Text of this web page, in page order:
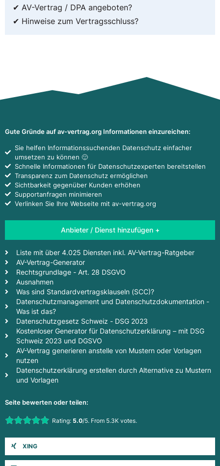
✔ AV-Vertrag / DPA angeboten?
✔ Hinweise zum Vertragsschluss?
Gute Gründe auf av-vertrag.org Informationen einzureichen:
Sie helfen Informationssuchenden Datenschutz einfacher
umsetzen zu können 🙂
Schnelle Informationen für Datenschutzexperten bereitstellen
Transparenz zum Datenschutz ermöglichen
Sichtbarkeit gegenüber Kunden erhöhen
Supportanfragen minimieren
Verlinken Sie Ihre Webseite mit av-vertrag.org
Anbieter / Dienst hinzufügen +
Liste mit über 4.025 Diensten inkl. AV-Vertrag-Ratgeber
AV-Vertrag-Generator
Rechtsgrundlage - Art. 28 DSGVO
Ausnahmen
Was sind Standardvertragsklauseln (SCC)?
Datenschutzmanagement und Datenschutzdokumentation -
Was ist das?
Datenschutzgesetz Schweiz - DSG 2023
Kostenloser Generator für Datenschutzerklärung – mit DSG
Schweiz 2023 und DGSVO
AV-Vertrag generieren anstelle von Mustern oder Vorlagen
nutzen
Datenschutzerklärung erstellen durch Alternative zu Mustern
und Vorlagen
Seite bewerten oder teilen:
Rate this item:Rating: 5.0/5. From 5.3K votes.
XING